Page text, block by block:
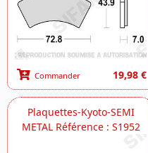
Commander 19,98 €
Plaquettes-Kyoto-SEMI
METAL Référence : S1952